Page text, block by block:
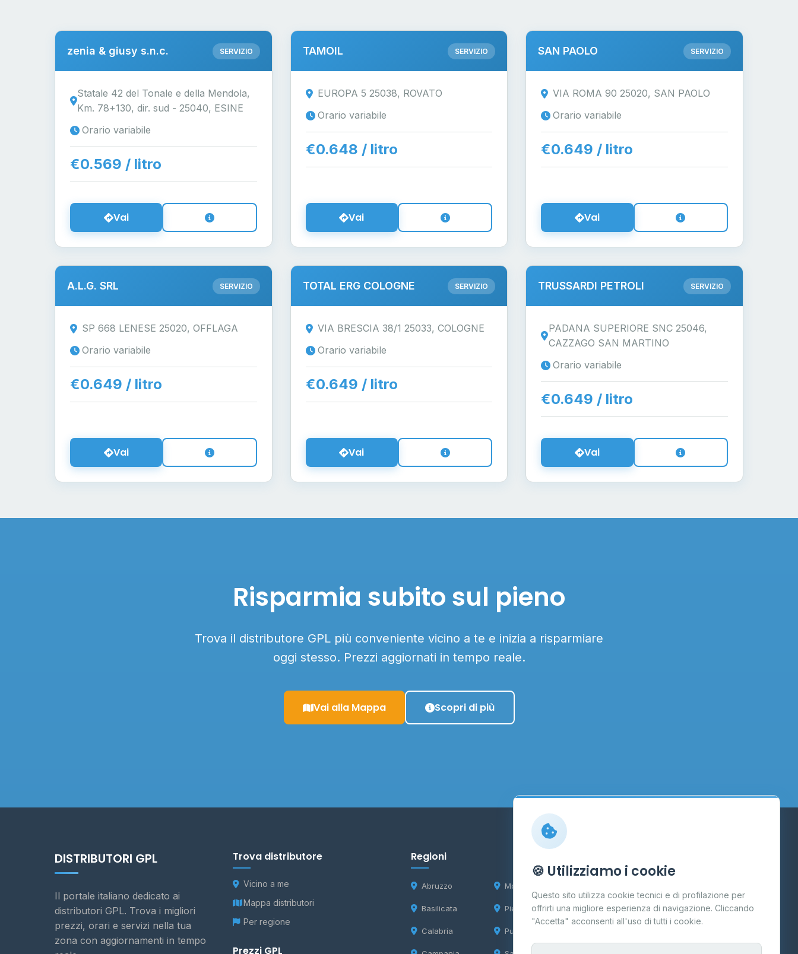
zenia & giusy s.n.c. SERVIZIO
Statale 42 del Tonale e della Mendola,
Km. 78+130, dir. sud - 25040, ESINE
Orario variabile
€0.569 / litro
Vai
TAMOIL SERVIZIO
EUROPA 5 25038, ROVATO
Orario variabile
€0.648 / litro
Vai
SAN PAOLO SERVIZIO
VIA ROMA 90 25020, SAN PAOLO
Orario variabile
€0.649 / litro
Vai
A.L.G. SRL SERVIZIO
SP 668 LENESE 25020, OFFLAGA
Orario variabile
€0.649 / litro
Vai
TOTAL ERG COLOGNE SERVIZIO
VIA BRESCIA 38/1 25033, COLOGNE
Orario variabile
€0.649 / litro
Vai
TRUSSARDI PETROLI SERVIZIO
PADANA SUPERIORE SNC 25046,
CAZZAGO SAN MARTINO
Orario variabile
€0.649 / litro
Vai
Risparmia subito sul pieno
Trova il distributore GPL più conveniente vicino a te e inizia a risparmiare
oggi stesso. Prezzi aggiornati in tempo reale.
Vai alla Mappa Scopri di più
DISTRIBUTORI GPL
Il portale italiano dedicato ai
distributori GPL. Trova i migliori
prezzi, orari e servizi nella tua
zona con aggiornamenti in tempo
Trova distributore
Vicino a me
Mappa distributori
Per regione
Prezzi GPL
Regioni
Abruzzo
Basilicata
Calabria
Molise
Piemonte
Puglia
Contatti
Per gestori
🍪 Utilizziamo i cookie
Questo sito utilizza cookie tecnici e di profilazione per
offrirti una migliore esperienza di navigazione. Cliccando
"Accetta" acconsenti all'uso di tutti i cookie.